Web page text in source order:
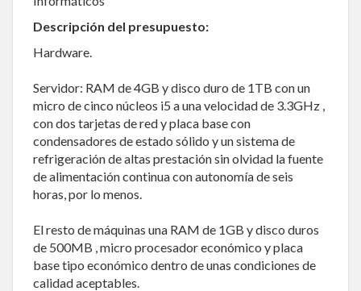
Descripción del presupuesto:
Hardware.
Servidor: RAM de 4GB y disco duro de 1TB con un
micro de cinco núcleos i5 a una velocidad de 3.3GHz ,
con dos tarjetas de red y placa base con
condensadores de estado sólido y un sistema de
refrigeración de altas prestación sin olvidad la fuente
de alimentación continua con autonomía de seis
horas, por lo menos.
El resto de máquinas una RAM de 1GB y disco duros
de 500MB , micro procesador económico y placa
base tipo económico dentro de unas condiciones de
calidad aceptables.